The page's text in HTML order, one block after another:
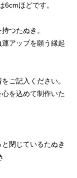
6cmほどです。
つたぬき。
アップを願う縁起
ご記入ください。
を込めて制作いた
閉じているたぬき